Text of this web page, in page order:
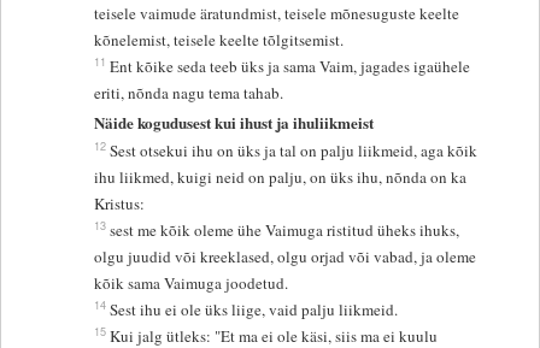
teisele vaimude äratundmist, teisele mõnesuguste keelte
kõnelemist, teisele keelte tõlgitsemist.
11 Ent kõike seda teeb üks ja sama Vaim, jagades igaühele
eriti, nõnda nagu tema tahab.
Näide kogudusest kui ihust ja ihuliikmeist
12 Sest otsekui ihu on üks ja tal on palju liikmeid, aga kõik
ihu liikmed, kuigi neid on palju, on üks ihu, nõnda on ka
Kristus:
13 sest me kõik oleme ühe Vaimuga ristitud üheks ihuks,
olgu juudid või kreeklased, olgu orjad või vabad, ja oleme
kõik sama Vaimuga joodetud.
14 Sest ihu ei ole üks liige, vaid palju liikmeid.
15 Kui jalg ütleks: "Et ma ei ole käsi, siis ma ei kuulu